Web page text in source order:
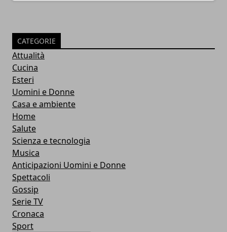
CATEGORIE
Attualità
Cucina
Esteri
Uomini e Donne
Casa e ambiente
Home
Salute
Scienza e tecnologia
Musica
Anticipazioni Uomini e Donne
Spettacoli
Gossip
Serie TV
Cronaca
Sport